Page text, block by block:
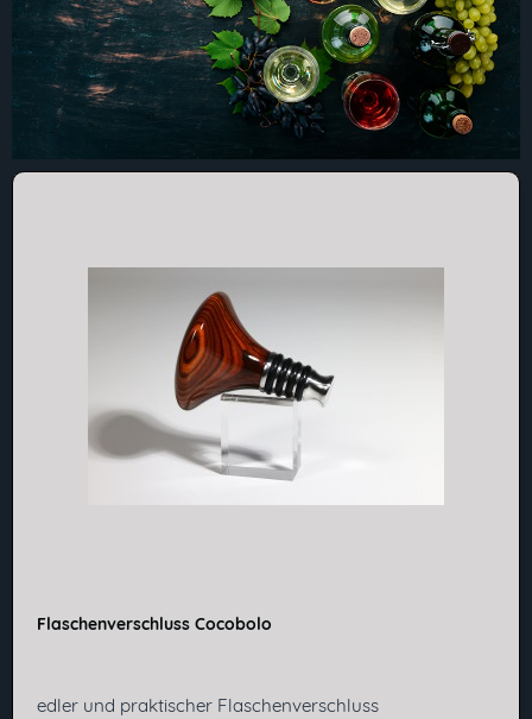
Flaschenverschluss Cocobolo
edler und praktischer Flaschenverschluss